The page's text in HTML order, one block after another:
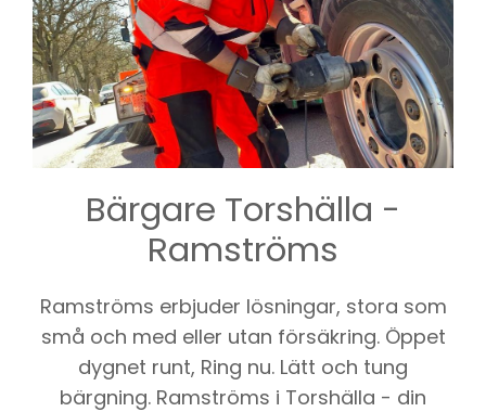
Bärgare Torshälla -
Ramströms
Ramströms erbjuder lösningar, stora som
små och med eller utan försäkring. Öppet
dygnet runt, Ring nu. Lätt och tung
bärgning. Ramströms i Torshälla - din